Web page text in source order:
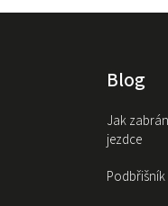
Blog
Jak
jezdce